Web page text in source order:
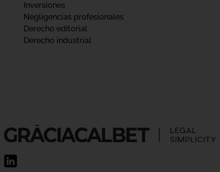
Inversiones
Negligencias profesionales
Derecho editorial
Derecho industrial